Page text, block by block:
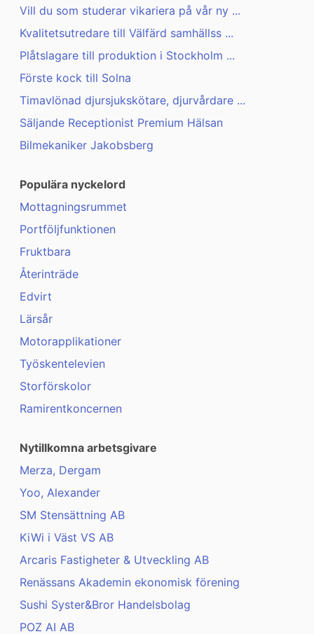
Vill du som studerar vikariera på vår ny ...
Kvalitetsutredare till Välfärd samhällss ...
Plåtslagare till produktion i Stockholm ...
Förste kock till Solna
Timavlönad djursjukskötare, djurvårdare ...
Säljande Receptionist Premium Hälsan
Bilmekaniker Jakobsberg
Populära nyckelord
Mottagningsrummet
Portföljfunktionen
Fruktbara
Återinträde
Edvirt
Lärsår
Motorapplikationer
Työskentelevien
Storförskolor
Ramirentkoncernen
Nytillkomna arbetsgivare
Merza, Dergam
Yoo, Alexander
SM Stensättning AB
KiWi i Väst VS AB
Arcaris Fastigheter & Utveckling AB
Renässans Akademin ekonomisk förening
Sushi Syster&Bror Handelsbolag
POZ AI AB